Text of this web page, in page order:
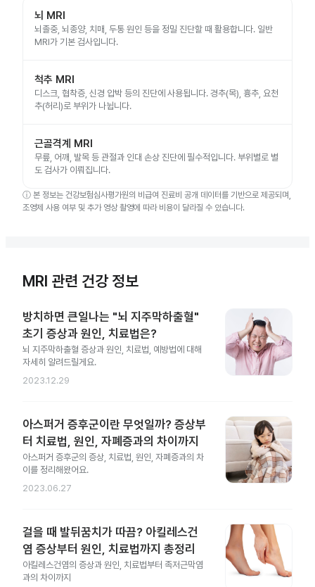
뇌 MRI
뇌졸중, 뇌종양, 치매, 두통 원인 등을 정밀 진단할 때 활용합니다. 일반
MRI가 기본 검사입니다.
척추 MRI
디스크, 협착증, 신경 압박 등의 진단에 사용됩니다. 경추(목), 흉추, 요천
추(허리)로 부위가 나뉩니다.
근골격계 MRI
무릎, 어깨, 발목 등 관절과 인대 손상 진단에 필수적입니다. 부위별로 별
도 검사가 이뤄집니다.
ⓘ 본 정보는 건강보험심사평가원의 비급여 진료비 공개 데이터를 기반으로 제공되며,
조영제 사용 여부 및 추가 영상 촬영에 따라 비용이 달라질 수 있습니다.
MRI 관련 건강 정보
방치하면 큰일나는 "뇌 지주막하출혈"
초기 증상과 원인, 치료법은?
뇌 지주막하출혈 증상과 원인, 치료법, 예방법에 대해
자세히 알려드릴게요.
2023.12.29
아스퍼거 증후군이란 무엇일까? 증상부
터 치료법, 원인, 자폐증과의 차이까지
아스퍼거 증후군의 증상, 치료법, 원인, 자폐증과의 차
이를 정리해왔어요.
2023.06.27
걸을 때 발뒤꿈치가 따끔? 아킬레스건
염 증상부터 원인, 치료법까지 총정리
아킬레스건염의 증상과 원인, 치료법부터 족저근막염
과의 차이까지